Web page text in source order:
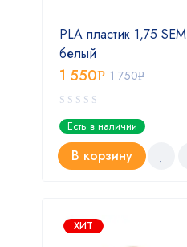
PLA пластик 1,75 SEM
белый
1 750Р
1 550Р
Есть в наличии
В корзину
ХИТ